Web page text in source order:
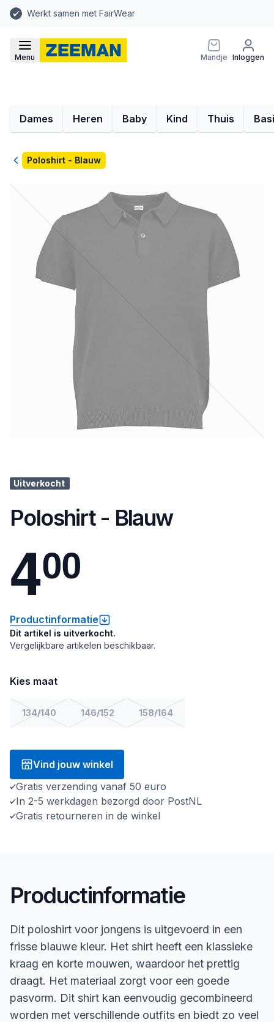
Werkt samen met FairWear
Menu Mandje Inloggen
Dames Heren Baby Kind Thuis
TerugPoloshirt - Blauw
Uitverkocht
Poloshirt - Blauw
400
Productinformatie
Dit artikel is uitverkocht.
Vergelijkbare artikelen beschikbaar.
Kies maat
134/140 146/152 158/164
Vind jouw winkel
Gratis verzending vanaf 50 euro
In 2-5 werkdagen bezorgd door PostNL
Gratis retourneren in de winkel
Productinformatie
Dit poloshirt voor jongens is uitgevoerd in een
frisse blauwe kleur. Het shirt heeft een klassieke
kraag en korte mouwen, waardoor het prettig
draagt. Het materiaal zorgt voor een goede
pasvorm. Dit shirt kan eenvoudig gecombineerd
worden met verschillende outfits en biedt zo veel